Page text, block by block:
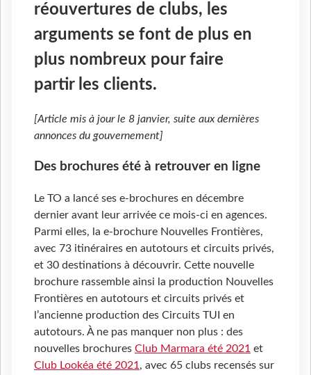
réouvertures de clubs, les
arguments se font de plus en
plus nombreux pour faire
partir les clients.
[Article mis à jour le 8 janvier, suite aux dernières
annonces du gouvernement]
Des brochures été à retrouver en ligne
Le TO a lancé ses e-brochures en décembre
dernier avant leur arrivée ce mois-ci en agences.
Parmi elles, la e-brochure Nouvelles Frontières,
avec 73 itinéraires en autotours et circuits privés,
et 30 destinations à découvrir. Cette nouvelle
brochure rassemble ainsi la production Nouvelles
Frontières en autotours et circuits privés et
l’ancienne production des Circuits TUI en
autotours. À ne pas manquer non plus : des
nouvelles brochures Club Marmara été 2021 et
Club Lookéa été 2021 , avec 65 clubs recensés sur